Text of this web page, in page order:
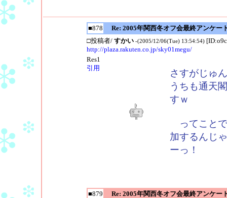
■878
Re: 2005年関西冬オフ会最終アンケー
□投稿者/ すかい -(2005/12/06(Tue) 13:54:54)
http://plaza.rakuten.co.jp/sky01megu/
Res1
引用
さすがじゅ
うちも通天
すｗ
ってこと
加するんじゃ
ーっ！
■879
Re: 2005年関西冬オフ会最終アンケー